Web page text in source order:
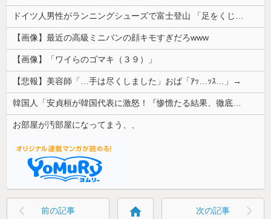
ドイツ人男性がランニングシューズで富士登山 「足をくじいて動けない」
【画像】最近の高級ミニバンの顔キモすぎだろwww
【画像】「ワイらのゴマキ（３９）」
【悲報】美容師「…手は尽くしました」おば「ｱｯ…ｯｽ…」→
韓国人「安貞桓が韓国代表に激怒！『惨憺たる結果、徹底的な刷新が必要だ』と監督や協会を痛烈批判」
お部屋が汚部屋になってまう、、
前の記事 home 次の記事